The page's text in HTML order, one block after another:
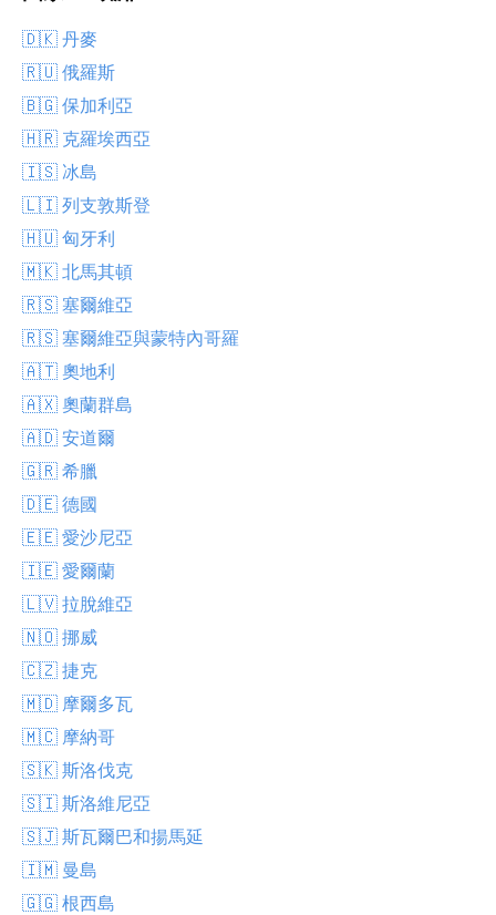
🇩🇰 丹麥
🇷🇺 俄羅斯
🇧🇬 保加利亞
🇭🇷 克羅埃西亞
🇮🇸 冰島
🇱🇮 列支敦斯登
🇭🇺 匈牙利
🇲🇰 北馬其頓
🇷🇸 塞爾維亞
🇷🇸 塞爾維亞與蒙特內哥羅
🇦🇹 奧地利
🇦🇽 奧蘭群島
🇦🇩 安道爾
🇬🇷 希臘
🇩🇪 德國
🇪🇪 愛沙尼亞
🇮🇪 愛爾蘭
🇱🇻 拉脫維亞
🇳🇴 挪威
🇨🇿 捷克
🇲🇩 摩爾多瓦
🇲🇨 摩納哥
🇸🇰 斯洛伐克
🇸🇮 斯洛維尼亞
🇸🇯 斯瓦爾巴和揚馬延
🇮🇲 曼島
🇬🇬 根西島